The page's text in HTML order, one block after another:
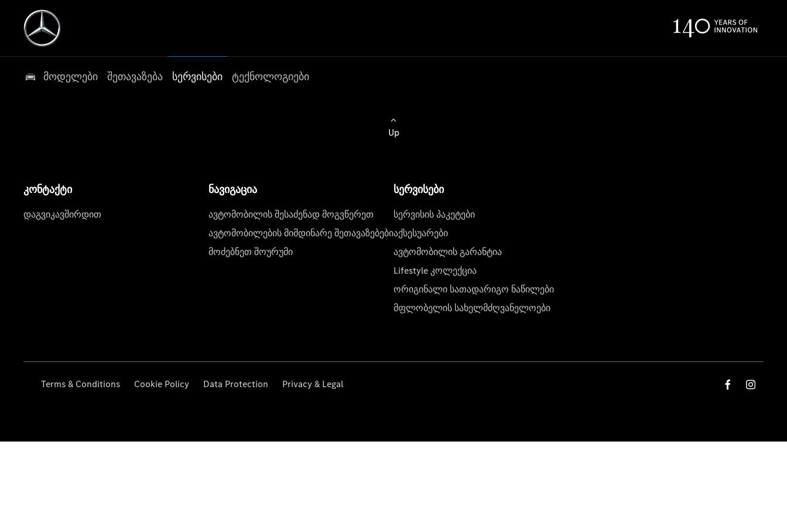
მოდელები შეთავაზება სერვისები ტექნოლოგიები
Up
კონტაქტი
დაგვიკავშირდით
ნავიგაცია
ავტომობილის შესაძენად მოგვწერეთ
ავტომობილების მიმდინარე შეთავაზებები
მოძებნეთ შოურუმი
სერვისები
სერვისის პაკეტები
აქსესუარები
ავტომობილის გარანტია
Lifestyle კოლექცია
ორიგინალი სათადარიგო ნაწილები
მფლობელის სახელმძღვანელოები
Terms & Conditions Cookie Policy Data Protection Privacy & Legal